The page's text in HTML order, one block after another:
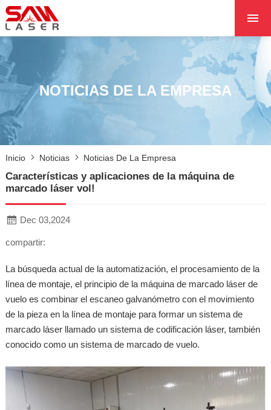
SOBRE NOSOTROS
PRODUCTOS
PROYECTOS
NOTICIAS
NOTICIAS DE LA EMPRESA
Inicio Noticias Noticias De La Empresa
Características y aplicaciones de la máquina de
marcado láser vol!
Dec 03,2024
compartir:
La búsqueda actual de la automatización, el procesamiento de la
línea de montaje, el principio de la máquina de marcado láser de
vuelo es combinar el escaneo galvanómetro con el movimiento
de la pieza en la línea de montaje para formar un sistema de
marcado láser llamado un sistema de codificación láser, también
conocido como un sistema de marcado de vuelo.